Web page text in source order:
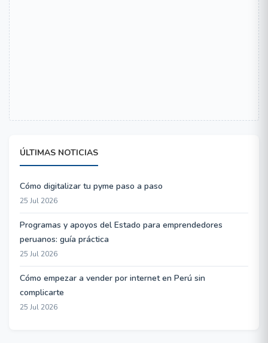
ÚLTIMAS NOTICIAS
Cómo digitalizar tu pyme paso a paso
25 Jul 2026
Programas y apoyos del Estado para emprendedores
peruanos: guía práctica
25 Jul 2026
Cómo empezar a vender por internet en Perú sin
complicarte
25 Jul 2026